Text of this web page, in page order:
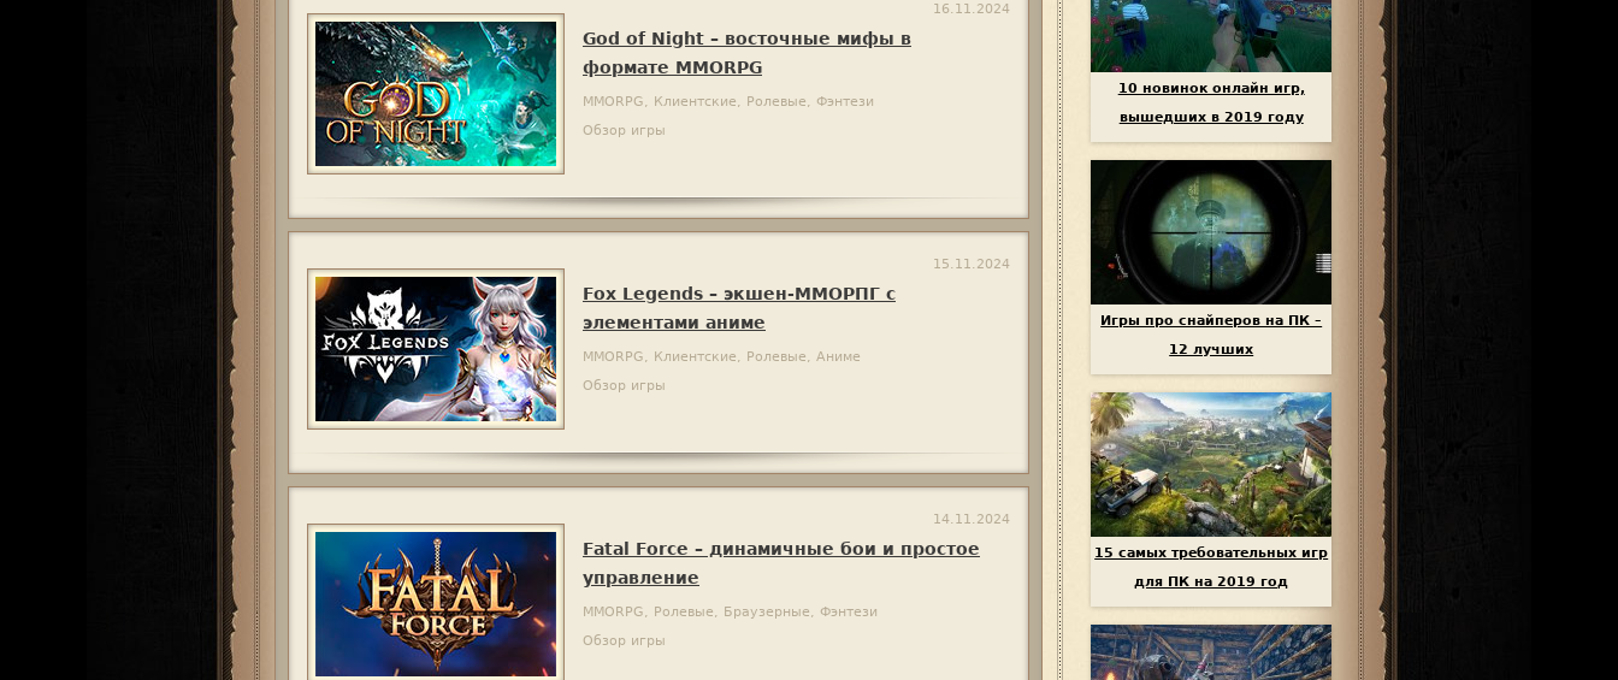
16.11.2024
God of Night – восточные мифы в
формате MMORPG
MMORPG, Клиентские, Ролевые, Фэнтези
Обзор игры
15.11.2024
Fox Legends – экшен-ММОРПГ с
элементами аниме
MMORPG, Клиентские, Ролевые, Аниме
Обзор игры
14.11.2024
Fatal Force – динамичные бои и простое
управление
MMORPG, Ролевые, Браузерные, Фэнтези
Обзор игры
10 новинок онлайн игр,
вышедших в 2019 году
Игры про снайперов на ПК –
12 лучших
15 самых требовательных игр
для ПК на 2019 год